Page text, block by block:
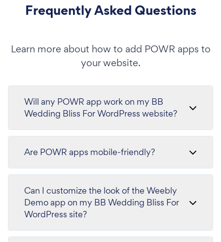
Frequently Asked Questions
Learn more about how to add POWR apps to
your website.
Will any POWR app work on my BB
Wedding Bliss For WordPress website?
Are POWR apps mobile-friendly?
Can I customize the look of the Weebly
Demo app on my BB Wedding Bliss For
WordPress site?